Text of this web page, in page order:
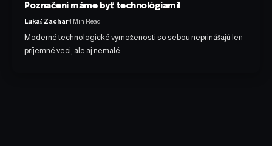
Poznačení máme byť technológiami!
Lukáš Zachar4 Min Read
Moderné technologické vymoženosti so sebou neprinášajú len
príjemné veci, ale aj nemalé…